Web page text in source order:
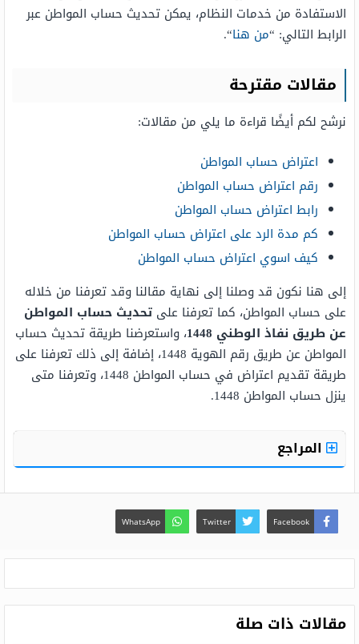
الاستفادة من خدمات النظام، يمكن تحديث حساب المواطن عبر
الرابط التالي: “من هنا“.
مقالات مقترحة
نرشح لكم أيضًا قراءة ما يلي من مقالات:
اعتراض حساب المواطن
رقم اعتراض حساب المواطن
رابط اعتراض حساب المواطن
كم مدة الرد على اعتراض حساب المواطن
كيف اسوي اعتراض حساب المواطن
إلى هنا نكون قد وصلنا إلى نهاية مقالنا وقد تعرفنا من خلاله
على حساب المواطن، كما تعرفنا على تحديث حساب المواطن
عن طريق نفاذ الوطني 1448
، واستعرضنا طريقة تحديث حساب
المواطن عن طريق رقم الهوية 1448، إضافة إلى ذلك تعرفنا على
طريقة تقديم اعتراض في حساب المواطن 1448، وتعرفنا متى
ينزل حساب المواطن 1448.
المراجع
Facebook
Twitter
WhatsApp
مقالات ذات صلة